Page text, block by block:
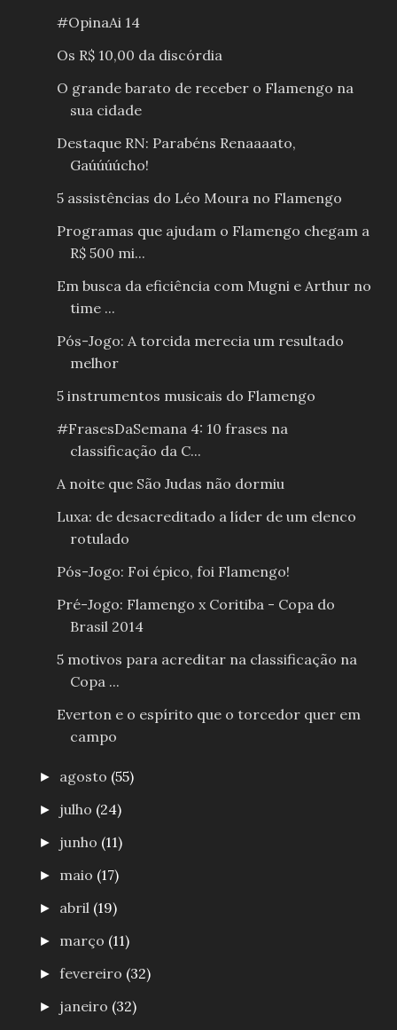
#OpinaAi 14
Os R$ 10,00 da discórdia
O grande barato de receber o Flamengo na
sua cidade
Destaque RN: Parabéns Renaaaato,
Gaúúúúcho!
5 assistências do Léo Moura no Flamengo
Programas que ajudam o Flamengo chegam a
R$ 500 mi...
Em busca da eficiência com Mugni e Arthur no
time ...
Pós-Jogo: A torcida merecia um resultado
melhor
5 instrumentos musicais do Flamengo
#FrasesDaSemana 4: 10 frases na
classificação da C...
A noite que São Judas não dormiu
Luxa: de desacreditado a líder de um elenco
rotulado
Pós-Jogo: Foi épico, foi Flamengo!
Pré-Jogo: Flamengo x Coritiba - Copa do
Brasil 2014
5 motivos para acreditar na classificação na
Copa ...
Everton e o espírito que o torcedor quer em
campo
► agosto (55)
► julho (24)
► junho (11)
► maio (17)
► abril (19)
► março (11)
►fevereiro (32)
► janeiro (32)